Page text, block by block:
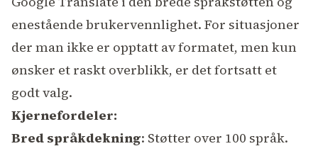
enestående brukervennlighet. For situasjoner
der man ikke er opptatt av formatet, men kun
ønsker et raskt overblikk, er det fortsatt et
godt valg.
Kjernefordeler:
Bred språkdekning: Støtter over 100 språk.